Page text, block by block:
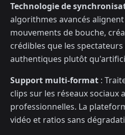
Technologie de
algorithmes avancés
mouvements de bouche,
crédibles que les
authentiques plutôt
Support multi-format :
clips sur les réseaux sociaux
professionnelles. La
vidéo et ratios sans